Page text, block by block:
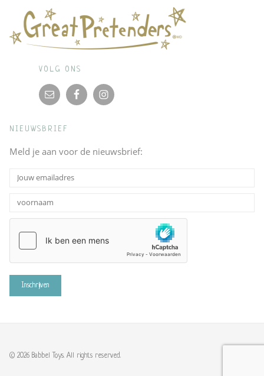
VOLG ONS
NIEUWSBRIEF
Meld je aan voor de nieuwsbrief:
© 2026 Babbel Toys. All rights reserved.